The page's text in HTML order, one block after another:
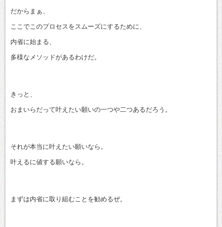
だからまぁ、
ここでこのプロセスをスムーズにするために、
内省に始まる、
多様なメソッドがあるわけだ。
きっと、
おまいらだって叶えたい願いの一つや二つあるだろう。
それが本当に叶えたい願いなら。
叶えるに値する願いなら。
まずは内省に取り組むことを勧めるぜ。